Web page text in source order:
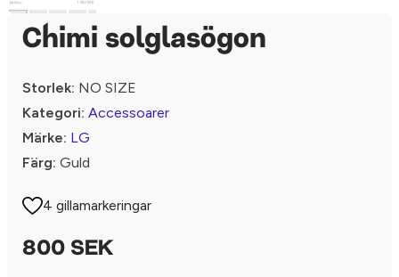
Chimi solglasögon
Storlek: NO SIZE
Kategori: Accessoarer
Märke: LG
Färg: Guld
4 gillamarkeringar
800 SEK